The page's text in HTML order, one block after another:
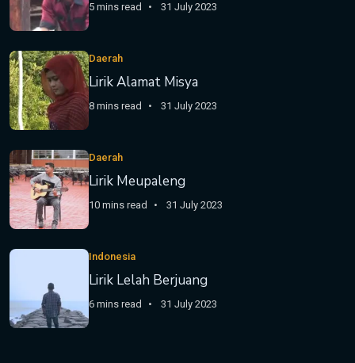
5 mins read 31 July 2023
Daerah
Lirik Alamat Misya
8 mins read 31 July 2023
Daerah
Lirik Meupaleng
10 mins read 31 July 2023
Indonesia
Lirik Lelah Berjuang
6 mins read 31 July 2023